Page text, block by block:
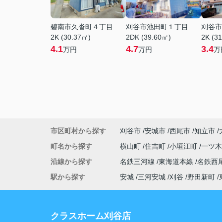
碧南市久沓町４丁目
2K (30.37㎡)
4.1万円
刈谷市池田町１丁目
2DK (39.60㎡)
4.7万円
刈谷
2K
3.4万
市区町村から探す 刈谷市 安城市 西尾市 知立市
町名から探す
横山町 住吉町 小垣江町 一ツ
沿線から探す
名鉄三河線 東海道本線 名鉄西
駅から探す
安城 三河安城 刈谷 野田新町
クラスホーム刈谷店